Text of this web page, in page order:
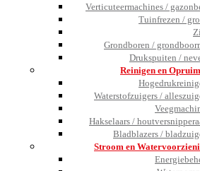
Verticuteermachines /
Tuinfrezen /
Grondboren /
Drukspuiten /
Reinigen en
Waterstofzuigers /
Hakselaars /
Bladblazers /
Stroom en